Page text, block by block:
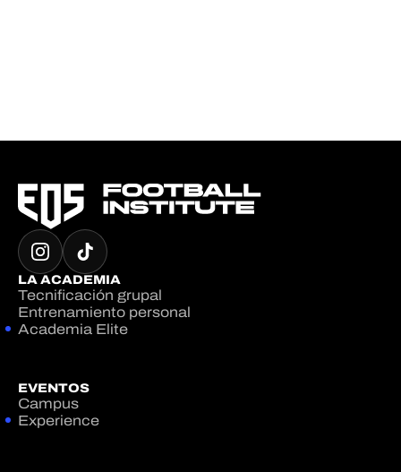
LA ACADEMIA
Tecnificación grupal
Entrenamiento personal
Academia Elite
EVENTOS
Campus
Experience